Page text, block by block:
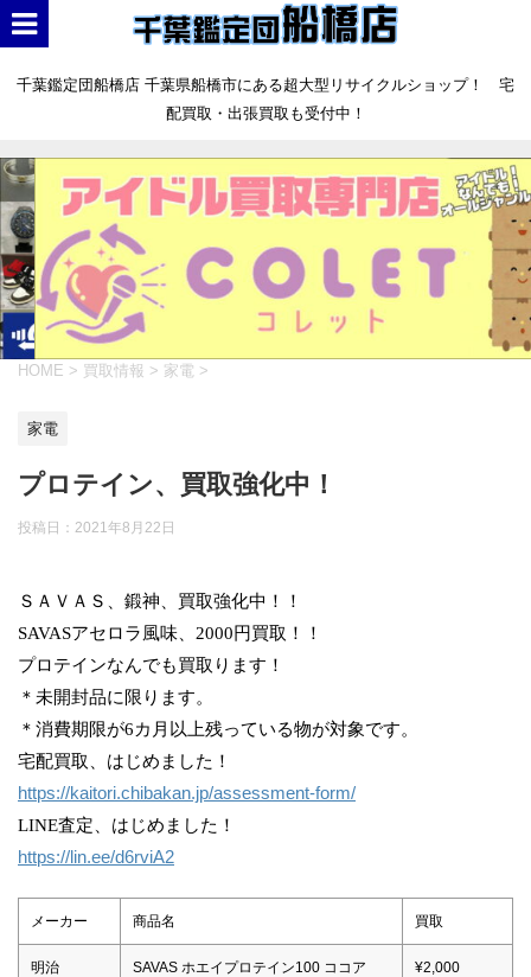
千葉鑑定団船橋店 千葉県船橋市にある超大型リサイクルショップ！ 宅
配買取・出張買取も受付中！
HOME > 買取情報 > 家電 >
家電
プロテイン、買取強化中！
投稿日： 2021年8月22日
ＳＡＶＡＳ、鍛神、買取強化中！！
SAVASアセロラ風味、2000円買取！！
プロテインなんでも買取ります！
＊未開封品に限ります。
＊消費期限が6カ月以上残っている物が対象です。
宅配買取、はじめました！
https://kaitori.chibakan.jp/assessment-form/
LINE査定、はじめました！
https://lin.ee/d6rviA2
メーカー 商品名 買取
明治
SAVAS ホエイプロテイン100 ココア
¥2,000